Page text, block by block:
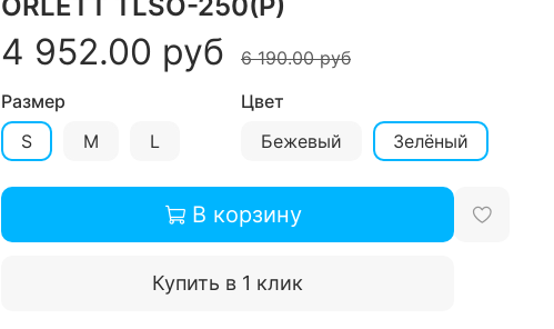
4 952.00 руб
6 190.00 руб
Размер
S
M L
Цвет
Бежевый
Зелёный
В корзину
Купить в 1 клик